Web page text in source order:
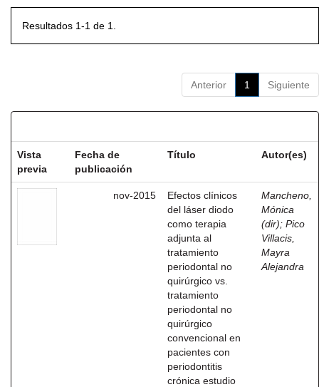
Resultados 1-1 de 1.
Anterior 1 Siguiente
Vista
previa
Fecha de
publicación
Título Autor(es)
nov-2015
Efectos clínicos
del láser diodo
como terapia
adjunta al
tratamiento
periodontal no
quirúrgico vs.
tratamiento
periodontal no
quirúrgico
convencional en
pacientes con
periodontitis
crónica estudio
Mancheno,
Mónica
(dir); Pico
Villacis,
Mayra
Alejandra